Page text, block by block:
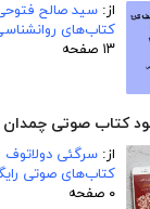
از: سید صالح
کتاب‌های
۱۳ صفحه
کتاب صوتی چمدان
از: سرگئی دولاتوف
کتاب‌های صوتی
۰ صفحه